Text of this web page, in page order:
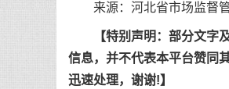
来源：河北省市场监督
【特别声明：部分文
信息，并不代表本平台赞同
迅速处理，谢谢!】